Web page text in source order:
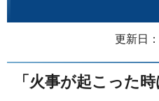
更新日
「火事が起こった